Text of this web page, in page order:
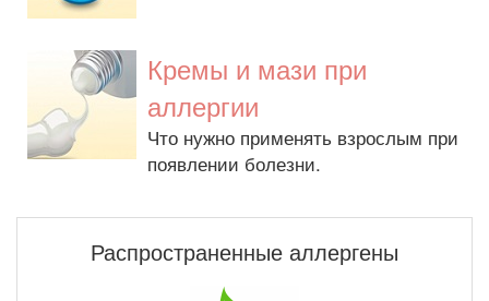
Кремы и мази при
аллергии
Что нужно применять взрослым при
появлении болезни.
Распространенные аллергены